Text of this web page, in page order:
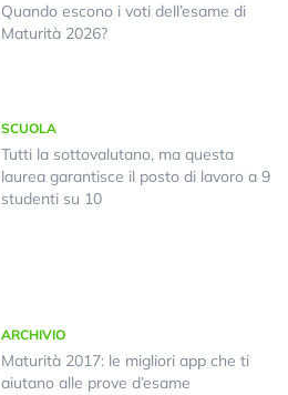
Quando escono i voti dell’esame di
Maturità 2026?
SCUOLA
Tutti la sottovalutano, ma questa
laurea garantisce il posto di lavoro a 9
studenti su 10
ARCHIVIO
Maturità 2017: le migliori app che ti
aiutano alle prove d’esame